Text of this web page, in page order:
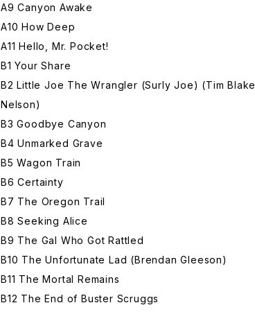
A9 Canyon Awake
A10 How Deep
A11 Hello, Mr. Pocket!
B1 Your Share
B2 Little Joe The Wrangler (Surly Joe) (Tim Blake
Nelson)
B3 Goodbye Canyon
B4 Unmarked Grave
B5 Wagon Train
B6 Certainty
B7 The Oregon Trail
B8 Seeking Alice
B9 The Gal Who Got Rattled
B10 The Unfortunate Lad (Brendan Gleeson)
B11 The Mortal Remains
B12 The End of Buster Scruggs